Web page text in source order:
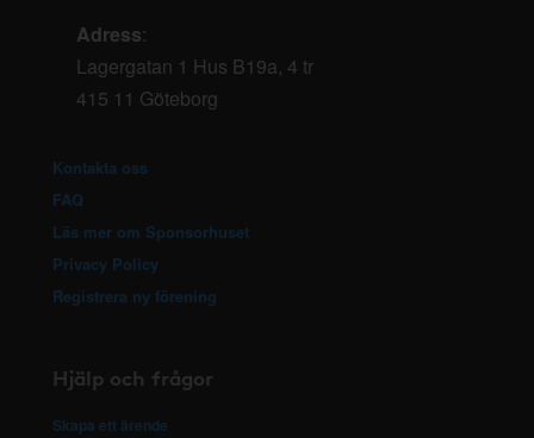
Adress:
Lagergatan 1 Hus B19a, 4 tr
415 11 Göteborg
Kontakta oss
FAQ
Läs mer om Sponsorhuset
Privacy Policy
Registrera ny förening
Hjälp och frågor
Skapa ett ärende